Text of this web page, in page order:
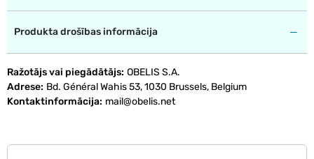
Produkta drošības informācija
Ražotājs vai piegādātājs OBELIS S.A.
Adrese Bd. Général Wahis 53, 1030 Brussels, Belgium
Kontaktinformācija mail@obelis.net